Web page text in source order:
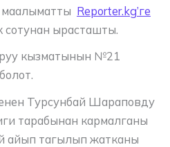
Reporter.kg’ге
ырасташты.
кызматынын №21
Турсунбай Шараповду
тарабынан кармалганы
айып тагылып жатканы